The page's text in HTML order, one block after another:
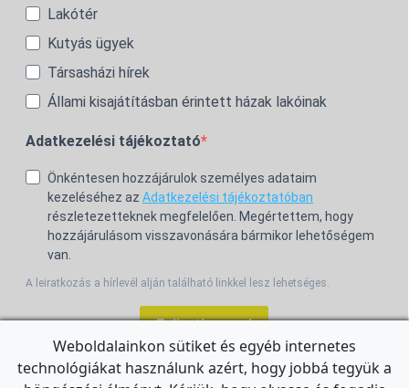
Lakótér
Kutyás ügyek
Társasházi hírek
Állami kisajátításban érintett házak lakóinak
Adatkezelési tájékoztató
Önkéntesen hozzájárulok személyes adataim
kezeléséhez az Adatkezelési tájékoztatóban
részletezetteknek megfelelően. Megértettem, hogy
hozzájárulásom visszavonására bármikor lehetőségem
van.
A leiratkozás a hírlevél alján található linkkel lesz lehetséges.
Feliratkozom!
Weboldalainkon sütiket és egyéb internetes
technológiákat használunk azért, hogy jobbá tegyük a